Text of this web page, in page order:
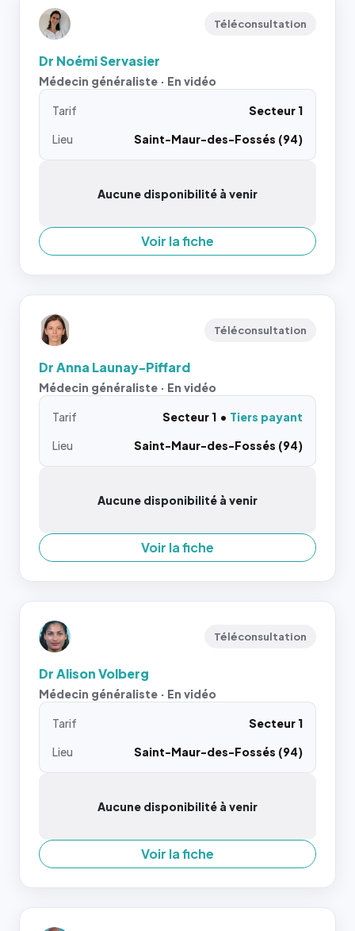
Téléconsultation
Dr Noémi Servasier
Médecin généraliste · En vidéo
Tarif
Secteur 1
Lieu
Saint-Maur-des-Fossés (94)
Aucune disponibilité à venir
Voir la fiche
Téléconsultation
Dr Anna Launay-Piffard
Médecin généraliste · En vidéo
Tarif Secteur 1
Tiers payant
Lieu
Saint-Maur-des-Fossés (94)
Aucune disponibilité à venir
Voir la fiche
Téléconsultation
Dr Alison Volberg
Médecin généraliste · En vidéo
Tarif
Secteur 1
Lieu
Saint-Maur-des-Fossés (94)
Aucune disponibilité à venir
Voir la fiche